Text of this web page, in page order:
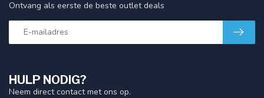
HULP NODIG?
Neem direct contact met ons op.
Ontvang als eerste de beste outlet deals